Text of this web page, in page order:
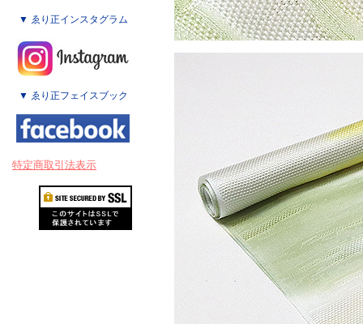
▼ ゑり正インスタグラム
▼ ゑり正フェイスブック
特定商取引法表示